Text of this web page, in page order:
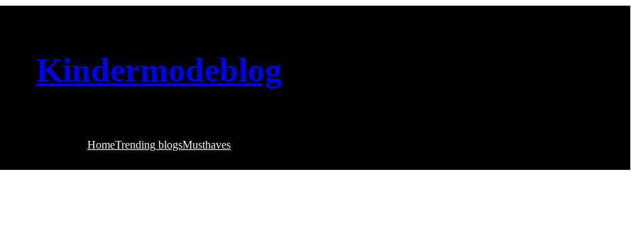
Kindermodeblog
HomeTrending blogsMusthaves